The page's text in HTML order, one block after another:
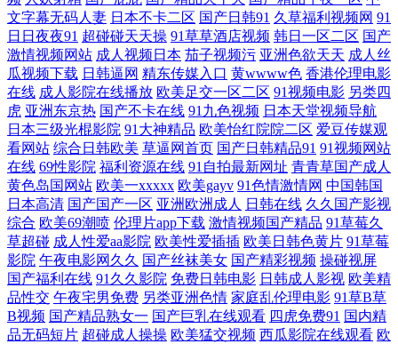
五成人网站 avav亚洲 国产人妖丝袜 欧美一级肛交 综合色色丁香五月 超碰
青青草在线 久久新址视 天天撸天天操 俺去射啦 狼友AV在线 天天拍天天
干 av网站 精东视频黄 日韩人成精品 91露脸双飞 豆花视频 另类综合图 少
妇导航 91福利在线导航 国产ts伪娘在线 欧美成人手机版 午夜销魂福利
www福利区一区 麻豆肏屄视频 午夜剧场A片 ts做爱 黄色五月天网址 日本
黄色电影网站 91自慰喷水 国产在线9191 青娱乐福利视频 亚洲元码影记 超
碰人人人妻 美女干逼 天天肏屄网 91香蕉tv 国产做受高潮豆麻 日韩免费成
人网站 91午夜福利导航 高清肏屄宅女 蜜桃臀91入口 中文字幕精品无吗 超
文字幕无码人妻 日本不卡二区 国产日韩91 久草福利视频网 91
日日夜夜91 超碰碰天天操 91草草酒店视频 韩日一区二区 国产
激情视频网站 成人视频日本 茄子视频污 亚洲色欲天天 成人丝
瓜视频下载 日韩逼网 精东传媒入口 黄wwww色 香港伦理电影
在线 成人影院在线播放 欧美足交一区二区 91视频电影 另类四
虎 亚洲东京热 国产不卡在线 91九色视频 日本天堂视频导航
日本三级光棍影院 91大神精品 欧美怡红院院二区 爱豆传媒观
看网站 综合日韩欧美 草逼网首页 国产日韩精品91 91视频网站
在线 69性影院 福利资源在线 91自拍最新网址 青青草国产成人
黄色岛国网站 欧美一xxxxx 欧美gayv 91色情激情网 中国韩国
日本高清 国产国产一区 亚洲欧洲成人 日韩在线 久久国产影视
综合 欧美69潮喷 伦理片app下载 激情视频国产精品 91草莓久
草超碰 成人性爱aa影院 欧美性爱插插 欧美日韩色黄片 91草莓
影院 午夜电影网久久 国产丝袜美女 国产精彩视频 操碰视屏
国产福利在线 91久久影院 免费日韩电影 日韩成人影视 欧美精
品性交 午夜宅男免费 另类亚洲色情 家庭乱伦理电影 91草B草
B视频 国产精品熟女一 国产巨乳在线观看 四虎免费91 国内精
品无码短片 超碰成人操操 欧美猛交视频 西瓜影院在线观看 欧